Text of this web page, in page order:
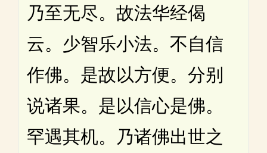
乃至无尽。故法华经偈
云。少智乐小法。不自信
作佛。是故以方便。分别
说诸果。是以信心是佛。
罕遇其机。乃诸佛出世之